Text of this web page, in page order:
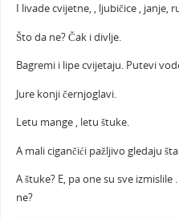
I livade cvijetne, , ljubičice , janje,
Što da ne? Čak i divlje.
Bagremi i lipe cvijetaju. Putevi
Jure konji černjoglavi.
Letu mange , letu štuke.
A mali cigančići pažljivo gledaju
A štuke? E, pa one su sve
ne?